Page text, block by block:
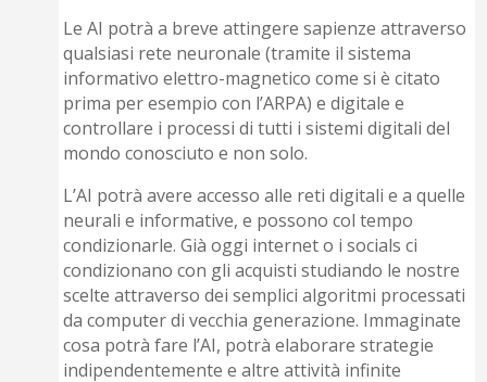
Le AI potrà a breve attingere sapienze attraverso
qualsiasi rete neuronale (tramite il sistema
informativo elettro-magnetico come si è citato
prima per esempio con l’ARPA) e digitale e
controllare i processi di tutti i sistemi digitali del
mondo conosciuto e non solo.
L’AI potrà avere accesso alle reti digitali e a quelle
neurali e informative, e possono col tempo
condizionarle. Già oggi internet o i socials ci
condizionano con gli acquisti studiando le nostre
scelte attraverso dei semplici algoritmi processati
da computer di vecchia generazione. Immaginate
cosa potrà fare l’AI, potrà elaborare strategie
indipendentemente e altre attività infinite